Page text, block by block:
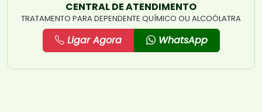
CENTRAL DE ATENDIMENTO
TRATAMENTO PARA DEPENDENTE QUÍMICO OU ALCOÓLATRA
Ligar Agora WhatsApp